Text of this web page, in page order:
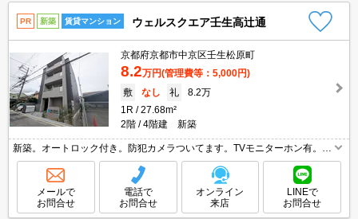
PR 新築 賃貸マンション ウェルスクエア壬生高辻通
京都府京都市中京区壬生松原町
8.2万円(管理費等：5,000円)
敷
なし 礼
8.2万
1R
27.68m²
2階
4階建 新築
新築。オートロック付き。防犯カメラついてます。TVモニターホン有。24
時間換気システム。インターネット無料。バス・トイレ別。独立洗面台が
便利。敷金なし。ウォークインクローゼット付き。
メールで
お問合せ
電話で
お問合せ
オンライン
来店
LINEで
お問合せ